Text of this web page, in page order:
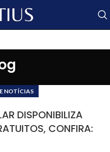
NOTÍCIAS
DISPONIBILIZA
CONFIRA: